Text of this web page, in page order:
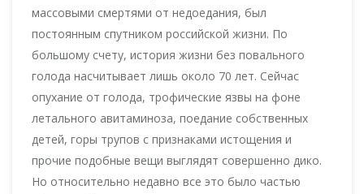
массовыми смертями от недоедания, был
постоянным спутником российской жизни. По
большому счету, история жизни без повального
голода насчитывает лишь около 70 лет. Сейчас
опухание от голода, трофические язвы на фоне
летального авитаминоза, поедание собственных
детей, горы трупов с признаками истощения и
прочие подобные вещи выглядят совершенно дико.
Но относительно недавно все это было частью